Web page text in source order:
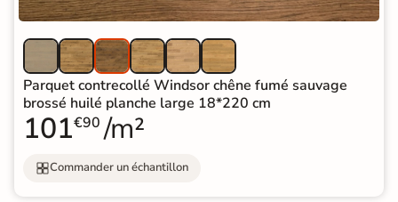
Parquet contrecollé Windsor chêne fumé sauvage
brossé huilé planche large 18*220 cm
101€90 /m²
Commander un échantillon